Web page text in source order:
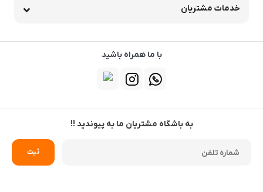
خدمات مشتریان
با ما همراه باشید
به باشگاه مشتریان ما به پیوندید !!